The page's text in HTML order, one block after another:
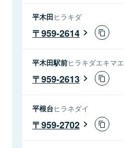
平木田ヒラキダ
959-2614
平木田駅前ヒラキダエキマエ
959-2613
平根台ヒラネダイ
959-2702